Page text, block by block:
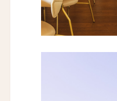
Kenoa - Exclusive Beach Spa
エミリアーノ・サンパウロ
Emiliano São Paulo